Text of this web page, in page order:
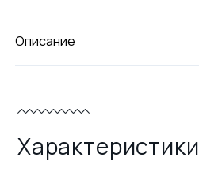
Описание
Характеристики